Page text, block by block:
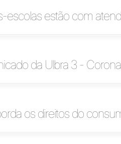
escolas estão com
da Ulbra 3 -
os direitos do